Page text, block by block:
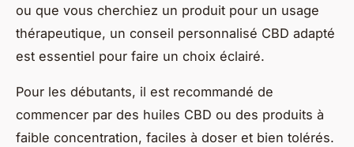
ou que vous cherchiez un produit pour un usage
thérapeutique, un conseil personnalisé CBD adapté
est essentiel pour faire un choix éclairé.
Pour les débutants, il est recommandé de
commencer par des huiles CBD ou des produits à
faible concentration, faciles à doser et bien tolérés.